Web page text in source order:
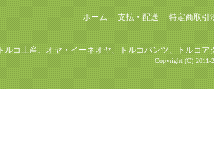
ホーム 支払・配送 特定商取引
産、オヤ・イーネオヤ、トルコパンツ、トルコアク
Copyright (C) 2011-